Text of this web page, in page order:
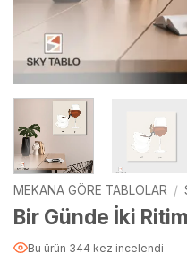
MEKANA GÖRE TABLOLAR /
Bir Günde İki Ritim
Bu ürün 344 kez incelendi